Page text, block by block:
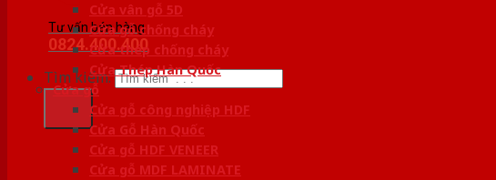
Tư vấn bán hàng
0824.400.400
Tìm kiếm:
Cửa vân gỗ 5D
Cửa gỗ chống cháy
Cửa thép chống cháy
Cửa Thép Hàn Quốc
Cửa gỗ
Cửa gỗ công nghiệp HDF
Cửa Gỗ Hàn Quốc
Cửa gỗ HDF VENEER
Cửa gỗ MDF LAMINATE